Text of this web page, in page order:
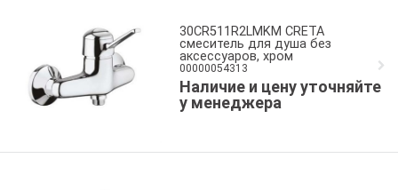
30CR511R2LMKM CRETA
смеситель для душа без
аксессуаров, хром
00000054313
Наличие и цену уточняйте
у менеджера